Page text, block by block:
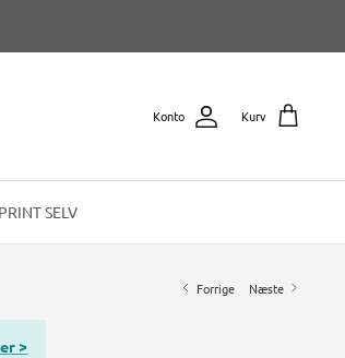
Konto Kurv
PRINT SELV
Forrige Næste
>